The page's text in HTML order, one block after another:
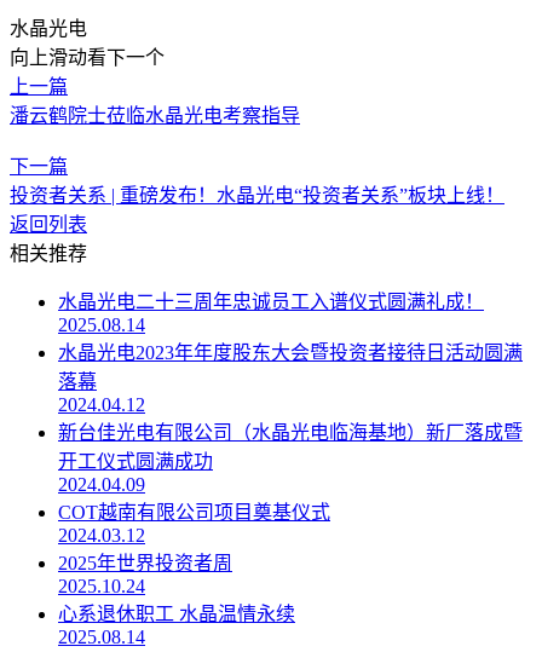
水晶光电
向上滑动看下一个
上一篇
潘云鹤院士莅临水晶光电考察指导
下一篇
投资者关系 | 重磅发布！水晶光电“投资者关系”板块上线！
返回列表
相关推荐
水晶光电二十三周年忠诚员工入谱仪式圆满礼成！
2025.08.14
水晶光电2023年年度股东大会暨投资者接待日活动圆满
落幕
2024.04.12
新台佳光电有限公司（水晶光电临海基地）新厂落成暨
开工仪式圆满成功
2024.04.09
COT越南有限公司项目奠基仪式
2024.03.12
2025年世界投资者周
2025.10.24
心系退休职工 水晶温情永续
2025.08.14